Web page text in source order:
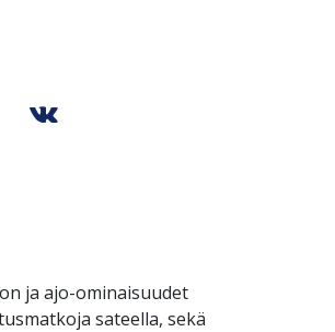
ja ajo-ominaisuudet
sateella, sekä